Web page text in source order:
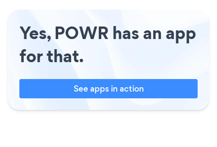
Yes, POWR has an app
for that.
See apps in action